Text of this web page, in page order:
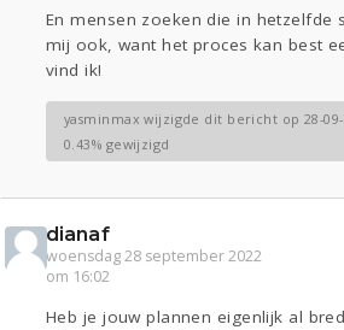
En mensen zoeken die in hetzelfde
mij ook, want het proces kan best
vind ik!
yasminmax wijzigde dit bericht op 28-09-
0.43% gewijzigd
dianaf
woensdag 28 september 2022
om 16:02
Heb je jouw plannen eigenlijk al